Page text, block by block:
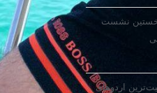
نشست
اردوهای